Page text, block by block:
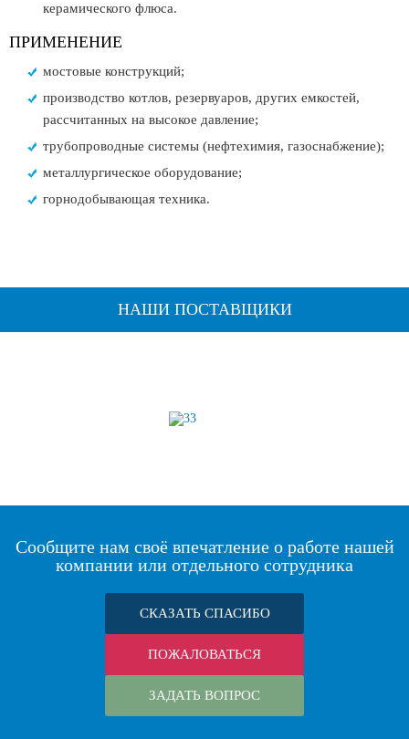
керамического флюса.
ПРИМЕНЕНИЕ
мостовые конструкций;
производство котлов, резервуаров, других емкостей,
рассчитанных на высокое давление;
трубопроводные системы (нефтехимия, газоснабжение);
металлургическое оборудование;
горнодобывающая техника.
НАШИ ПОСТАВЩИКИ
Сообщите нам своё впечатление о работе нашей
компании или отдельного сотрудника
СКАЗАТЬ СПАСИБО
ПОЖАЛОВАТЬСЯ
ЗАДАТЬ ВОПРОС